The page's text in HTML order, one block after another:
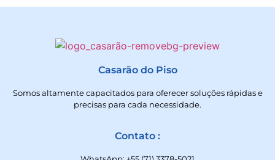
Casarão do Piso
Somos altamente capacitados para oferecer soluções rápidas e
precisas para cada necessidade.
Contato :